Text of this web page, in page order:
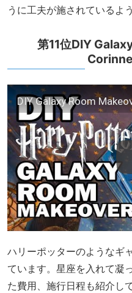
うに工夫が施されているよ
第11位DIY
DIY Galaxy Room
ハリーポッターのようなギ
ています。星座を入れて凝
た費用、施行日程も紹介し